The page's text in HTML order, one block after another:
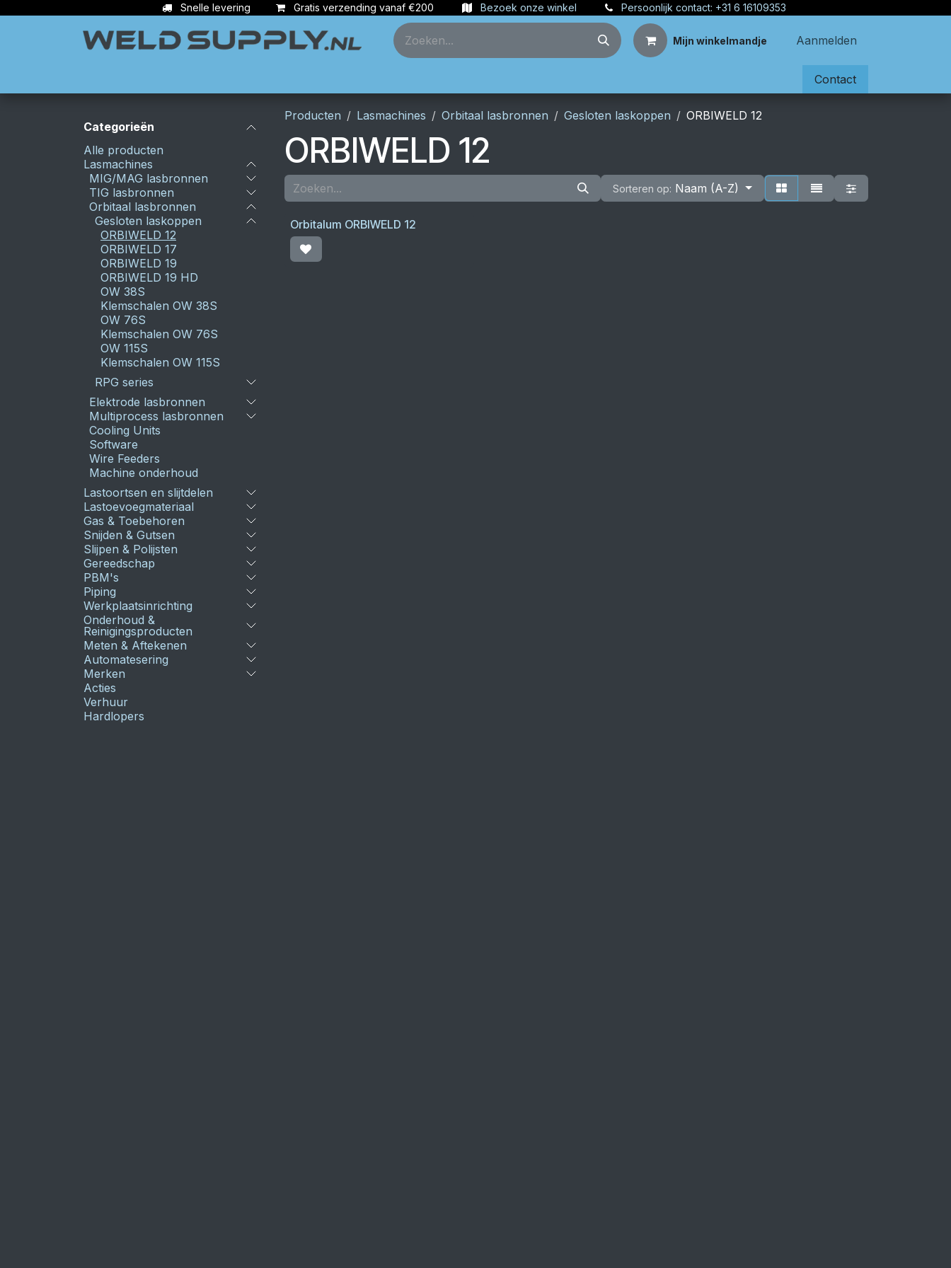
Snelle levering Gratis verzending vanaf €200 Bezoek onze winkel Persoonlijk contact: +31 6 16109353
Mijn winkelmandje Aanmelden
Contact
Categorieën
Alle producten
Lasmachines
MIG/MAG lasbronnen
TIG lasbronnen
Orbitaal lasbronnen
Gesloten laskoppen
ORBIWELD 12
ORBIWELD 17
ORBIWELD 19
ORBIWELD 19 HD
OW 38S
Klemschalen OW 38S
OW 76S
Klemschalen OW 76S
OW 115S
Klemschalen OW 115S
RPG series
Elektrode lasbronnen
Multiprocess lasbronnen
Cooling Units
Software
Wire Feeders
Machine onderhoud
Lastoortsen en slijtdelen
Lastoevoegmateriaal
Gas & Toebehoren
Snijden & Gutsen
Slijpen & Polijsten
Gereedschap
PBM's
Piping
Werkplaatsinrichting
Onderhoud &
Reinigingsproducten
Meten & Aftekenen
Automatesering
Merken
Acties
Verhuur
Hardlopers
Producten Lasmachines Orbitaal lasbronnen Gesloten laskoppen ORBIWELD 12
ORBIWELD 12
Sorteren op: Naam (A-Z)
Orbitalum ORBIWELD 12